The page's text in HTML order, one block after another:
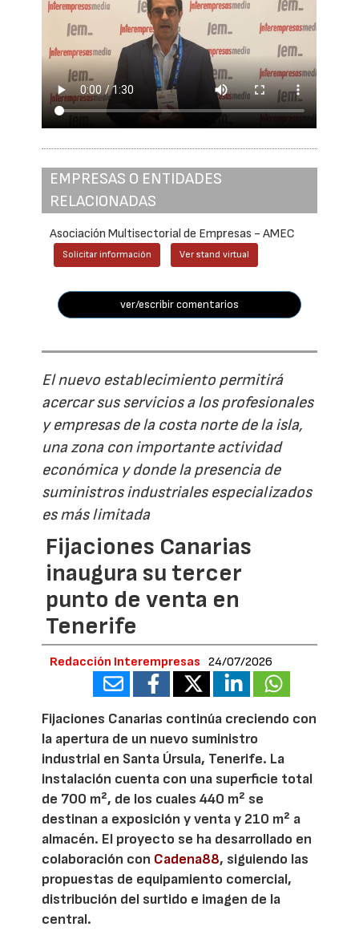
EMPRESAS O ENTIDADES
RELACIONADAS
Asociación Multisectorial de Empresas - AMEC
Solicitar información Ver stand virtual
ver/escribir comentarios
El nuevo establecimiento permitirá
acercar sus servicios a los profesionales
y empresas de la costa norte de la isla,
una zona con importante actividad
económica y donde la presencia de
suministros industriales especializados
es más limitada
Fijaciones Canarias
inaugura su tercer
punto de venta en
Tenerife
Redacción Interempresas 24/07/2026
Fijaciones Canarias continúa creciendo con
la apertura de un nuevo suministro
industrial en Santa Úrsula, Tenerife. La
instalación cuenta con una superficie total
de 700 m², de los cuales 440 m² se
destinan a exposición y venta y 210 m² a
almacén. El proyecto se ha desarrollado en
colaboración con Cadena88, siguiendo las
propuestas de equipamiento comercial,
distribución del surtido e imagen de la
central.